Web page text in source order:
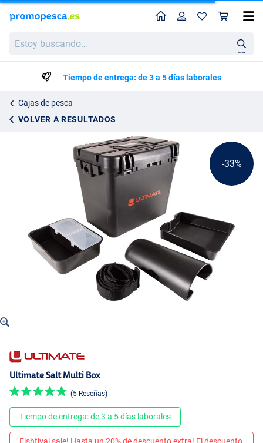
buscando…
en
Perfil
Tiempo de entrega: de 3 a 5 días laborales
Cajas de pesca
VOLVER A RESULTADOS
Ultimate Salt Multi Box
39.95
-33%
Ultimate Salt Multi Box
(5 Reseñas)
Tiempo de entrega: de 3 a 5 días laborales